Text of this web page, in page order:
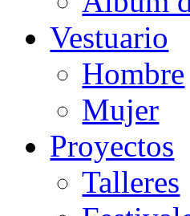
Vestuario
Hombre
Mujer
Proyectos
Talleres